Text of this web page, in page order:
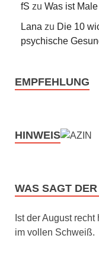
fS zu Was ist
Lana zu Die 10
psychische
EMPFEHLUNG
HINWEIS
WAS SAGT
Ist der August
im vollen Schweiß.